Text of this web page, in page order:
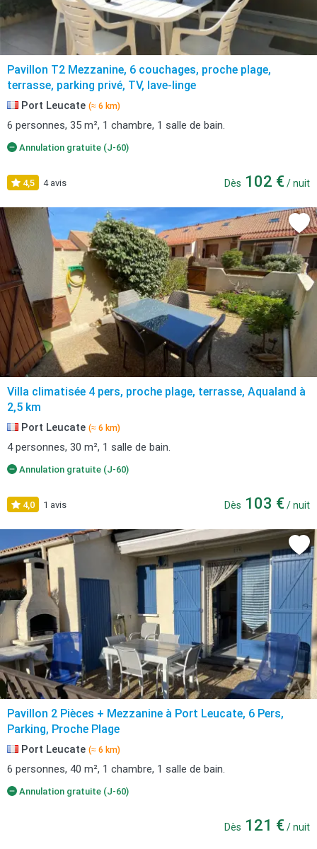
Pavillon T2 Mezzanine, 6 couchages, proche plage,
terrasse, parking privé, TV, lave-linge
Port Leucate (≈ 6 km)
6 personnes, 35 m², 1 chambre, 1 salle de bain.
Annulation gratuite (J-60)
4,5 4 avis Dès 102 € / nuit
Villa climatisée 4 pers, proche plage, terrasse, Aqualand à
2,5 km
Port Leucate (≈ 6 km)
4 personnes, 30 m², 1 salle de bain.
Annulation gratuite (J-60)
4,0 1 avis Dès 103 € / nuit
Pavillon 2 Pièces + Mezzanine à Port Leucate, 6 Pers,
Parking, Proche Plage
Port Leucate (≈ 6 km)
6 personnes, 40 m², 1 chambre, 1 salle de bain.
Annulation gratuite (J-60)
Dès 121 € / nuit